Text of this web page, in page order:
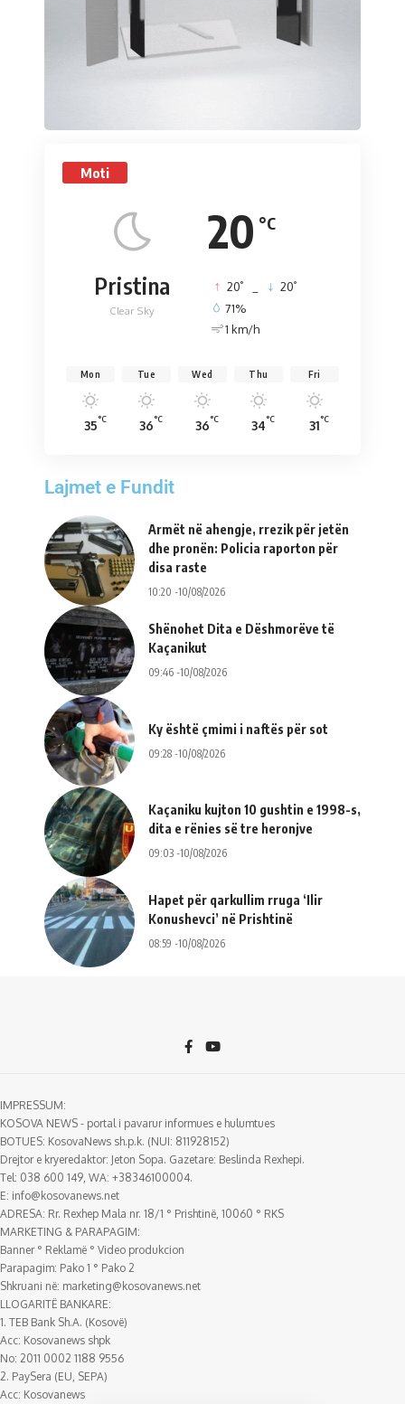
Moti
20 °C
Pristina
Clear Sky
20° 20°
71%
1 km/h
Mon
35°C
Tue
36°C
Wed
36°C
Thu
34°C
Fri
31°C
Lajmet e Fundit
Armët në ahengje, rrezik për jetën
dhe pronën: Policia raporton për
disa raste
10:20 -10/08/2026
Shënohet Dita e Dëshmorëve të
Kaçanikut
09:46 -10/08/2026
Ky është çmimi i naftës për sot
09:28 -10/08/2026
Kaçaniku kujton 10 gushtin e 1998-s,
dita e rënies së tre heronjve
09:03 -10/08/2026
Hapet për qarkullim rruga ‘Ilir
Konushevci’ në Prishtinë
08:59 -10/08/2026
IMPRESSUM:
KOSOVA NEWS - portal i pavarur informues e hulumtues
BOTUES: KosovaNews sh.p.k. (NUI: 811928152)
Drejtor e kryeredaktor: Jeton Sopa. Gazetare: Beslinda Rexhepi.
Tel: 038 600 149, WA: +38346100004.
E: info@kosovanews.net
ADRESA: Rr. Rexhep Mala nr. 18/1 ° Prishtinë, 10060 ° RKS
MARKETING & PARAPAGIM:
Banner ° Reklamë ° Video produkcion
Parapagim: Pako 1 ° Pako 2
Shkruani në: marketing@kosovanews.net
LLOGARITË BANKARE:
1. TEB Bank Sh.A. (Kosovë)
Acc: Kosovanews shpk
No: 2011 0002 1188 9556
2. PaySera (EU, SEPA)
Acc: Kosovanews